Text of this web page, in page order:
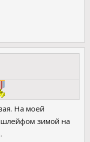
На моей
зимой на